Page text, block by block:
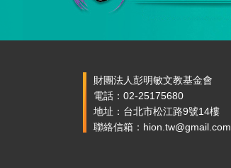
財團法人彭明敏文教基金會
電話：02-25175680
地址：台北市松江路9號14樓
聯絡信箱：hion.tw@gmail.com